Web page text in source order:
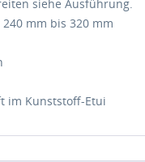
siehe Ausführung.
mm bis 320 mm
im Kunststoff-Etui